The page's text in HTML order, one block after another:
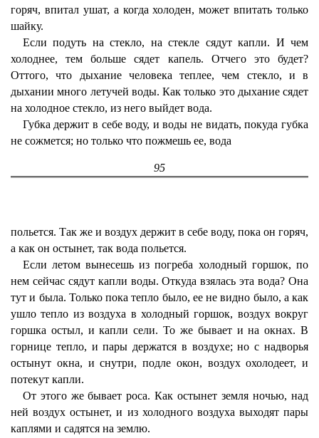
горяч, впитал ушат, а когда холоден, может впитать только
шайку.
Если подуть на стекло, на стекле сядут капли. И чем
холоднее, тем больше сядет капель. Отчего это будет?
Оттого, что дыхание человека теплее, чем стекло, и в
дыхании много летучей воды. Как только это дыхание сядет
на холодное стекло, из него выйдет вода.
Губка держит в себе воду, и воды не видать, покуда губка
не сожмется; но только что пожмешь ее, вода
95
польется. Так же и воздух держит в себе воду, пока он горяч,
а как он остынет, так вода польется.
Если летом вынесешь из погреба холодный горшок, по
нем сейчас сядут капли воды. Откуда взялась эта вода? Она
тут и была. Только пока тепло было, ее не видно было, а как
ушло тепло из воздуха в холодный горшок, воздух вокруг
горшка остыл, и капли сели. То же бывает и на окнах. В
горнице тепло, и пары держатся в воздухе; но с надворья
остынут окна, и снутри, подле окон, воздух охолодеет, и
потекут капли.
От этого же бывает роса. Как остынет земля ночью, над
ней воздух остынет, и из холодного воздуха выходят пары
каплями и садятся на землю.